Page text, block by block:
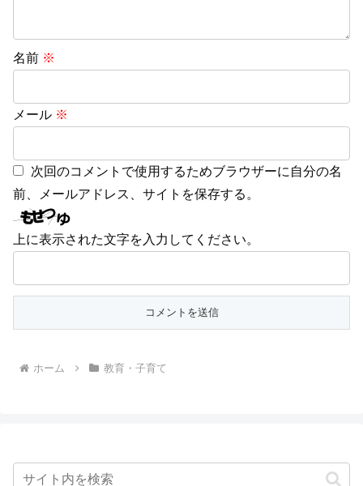
名前 ※
メール ※
次回のコメントで使用するためブラウザーに自分の名
前、メールアドレス、サイトを保存する。
上に表示された文字を入力してください。
ホーム 教育・子育て